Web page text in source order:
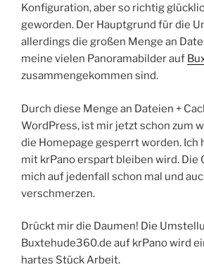
Konfiguration, aber so richtig
geworden. Der Hauptgrund für die
allerdings die großen Menge an
meine vielen Panoramabilder auf
zusammengekommen sind.
Durch diese Menge an Dateien +
WordPress, ist mir jetzt schon zum
die Homepage gesperrt worden. Ich
mit krPano erspart bleiben wird. Die
mich auf jedenfall schon mal und
verschmerzen.
Drückt mir die Daumen! Die
Buxtehude360.de auf krPano wird
hartes Stück Arbeit.